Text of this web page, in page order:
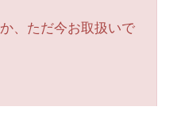
、ただ今お取扱いで